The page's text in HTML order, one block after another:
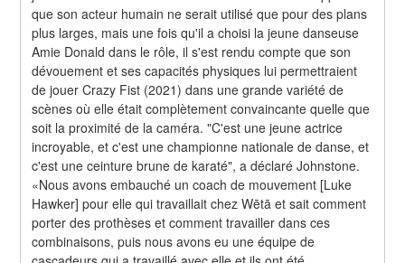
que son acteur humain ne serait utilisé que pour des plans
plus larges, mais une fois qu'il a choisi la jeune danseuse
Amie Donald dans le rôle, il s'est rendu compte que son
dévouement et ses capacités physiques lui permettraient
de jouer Crazy Fist (2021) dans une grande variété de
scènes où elle était complètement convaincante quelle que
soit la proximité de la caméra. "C'est une jeune actrice
incroyable, et c'est une championne nationale de danse, et
c'est une ceinture brune de karaté", a déclaré Johnstone.
«Nous avons embauché un coach de mouvement [Luke
Hawker] pour elle qui travaillait chez Wētā et sait comment
porter des prothèses et comment travailler dans ces
combinaisons, puis nous avons eu une équipe de